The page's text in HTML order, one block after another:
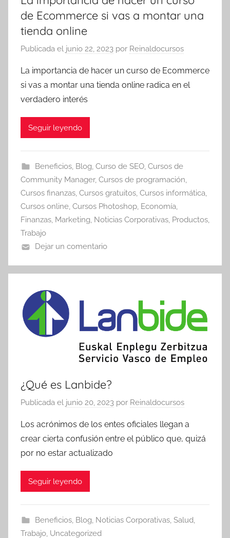
de Ecommerce si vas a montar una
tienda online
Publicada el junio 22, 2023 por Reinaldocursos
La importancia de hacer un curso de Ecommerce
si vas a montar una tienda online radica en el
verdadero interés
Seguir leyendo
Beneficios, Blog, Curso de SEO, Cursos de
Community Manager, Cursos de programación,
Cursos finanzas, Cursos gratuitos, Cursos informática,
Cursos online, Cursos Photoshop, Economía,
Finanzas, Marketing, Noticias Corporativas, Productos,
Trabajo
Dejar un comentario
¿Qué es Lanbide?
Publicada el junio 20, 2023 por Reinaldocursos
Los acrónimos de los entes oficiales llegan a
crear cierta confusión entre el público que, quizá
por no estar actualizado
Seguir leyendo
Beneficios, Blog, Noticias Corporativas, Salud,
Trabajo, Uncategorized